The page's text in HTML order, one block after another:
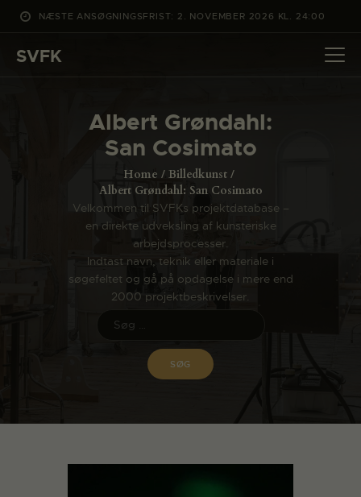
NÆSTE ANSØGNINGSFRIST: 2. NOVEMBER 2026 KL. 24:00
SVFK
Albert Grøndahl:
San Cosimato
Home
Billedkunst
Albert Grøndahl: San Cosimato
Velkommen til SVFKs projektdatabase –
en direkte udveksling af kunsteriske
arbejdsprocesser.
Indtast navn, teknik eller materiale i
søgefeltet og gå på opdagelse i mere end
2000 projektbeskrivelser.
DET SKER
PROJEKTER
ANSØG
OM SVFK
ENGLISH